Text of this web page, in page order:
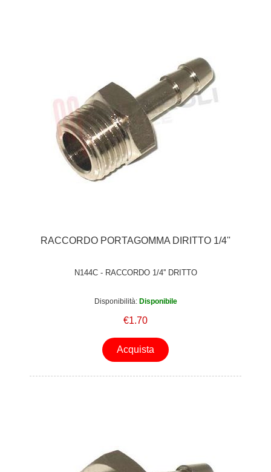
RACCORDO PORTAGOMMA DIRITTO 1/4''
N144C - RACCORDO 1/4'' DRITTO
Disponibilità: Disponibile
€1.70
Acquista